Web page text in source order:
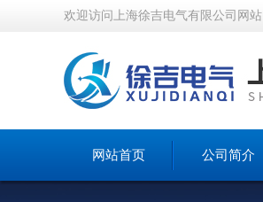
欢迎访问上海徐吉电气有限公司网站
网站首页 公司简介